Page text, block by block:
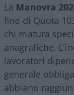
La Manovra
fine di Quota
chi matura
anagrafiche.
lavoratori
generale
abbiano